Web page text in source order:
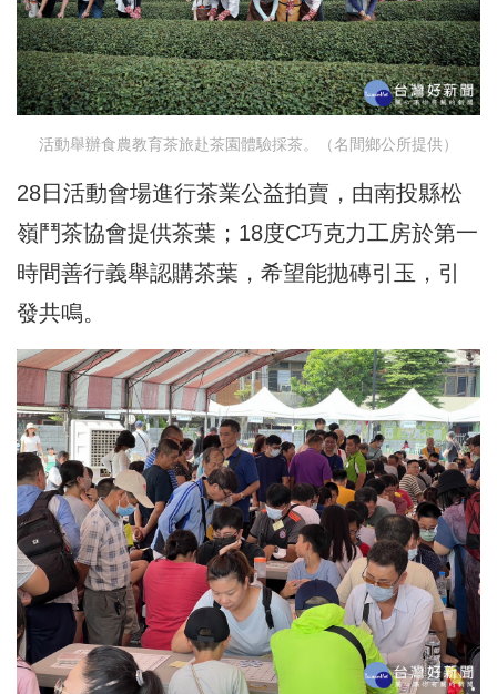
活動舉辦食農教育茶旅赴茶園體驗採茶。（名間鄉公所提供）
28日活動會場進行茶業公益拍賣，由南投縣松
嶺鬥茶協會提供茶葉；18度C巧克力工房於第一
時間善行義舉認購茶葉，希望能拋磚引玉，引
發共鳴。